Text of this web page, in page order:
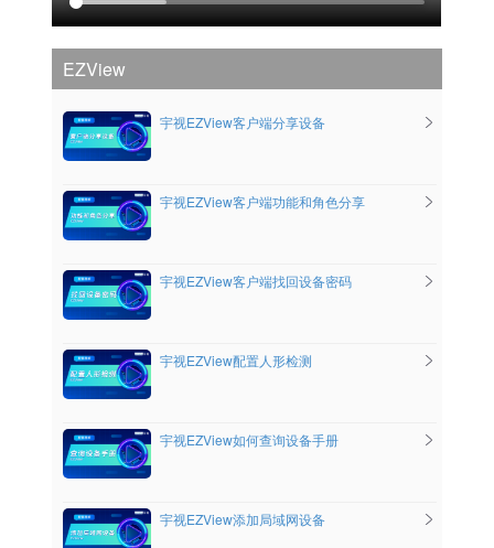
EZView
宇视EZView客户端分享设备
宇视EZView客户端功能和角色分享
宇视EZView客户端找回设备密码
宇视EZView配置人形检测
宇视EZView如何查询设备手册
宇视EZView添加局域网设备